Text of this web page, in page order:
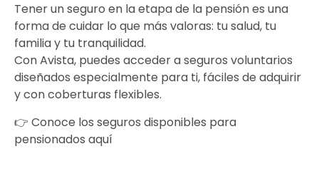
Tener un seguro en la etapa de la pensión es una
forma de cuidar lo que más valoras: tu salud, tu
familia y tu tranquilidad.
Con Avista, puedes acceder a seguros voluntarios
diseñados especialmente para ti, fáciles de adquirir
y con coberturas flexibles.
👉 Conoce los seguros disponibles para
pensionados aquí